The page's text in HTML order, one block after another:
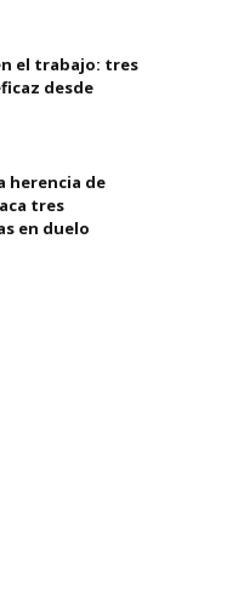
el trabajo: tres
desde
herencia de
tres
en duelo